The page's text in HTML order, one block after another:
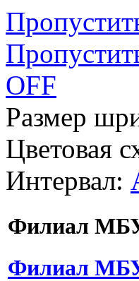
OFF
Размер
Цветовая
Интервал:
Филиал
Филиал